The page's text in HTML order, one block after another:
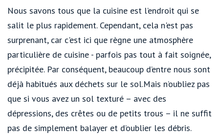
Nous savons tous que la cuisine est l’endroit qui se
salit le plus rapidement. Cependant, cela n'est pas
surprenant, car c'est ici que règne une atmosphère
particulière de cuisine - parfois pas tout à fait soignée,
précipitée. Par conséquent, beaucoup d’entre nous sont
déjà habitués aux déchets sur le sol.Mais n’oubliez pas
que si vous avez un sol texturé – avec des
dépressions, des crêtes ou de petits trous – il ne suffit
pas de simplement balayer et d’oublier les débris.